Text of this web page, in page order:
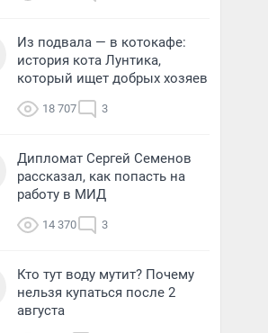
Из подвала — в котокафе:
история кота Лунтика,
который ищет добрых хозяев
18 707 3
Дипломат Сергей Семенов
рассказал, как попасть на
работу в МИД
14 370 3
Кто тут воду мутит? Почему
нельзя купаться после 2
августа